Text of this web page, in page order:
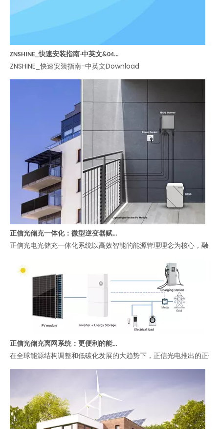
ZNSHINE_快速安装指南-中英文Download
正信光电光储充一体化系统以高效智能的能源管理理念为核心，融
在全球能源结构调整和低碳化发展的大趋势下，正信光电推出的正